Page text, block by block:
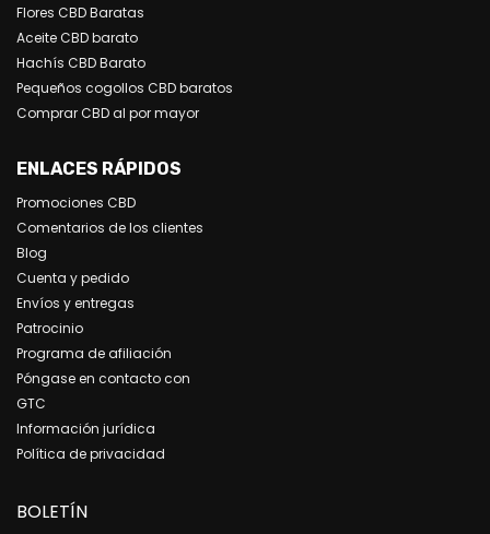
Flores CBD Baratas
Aceite CBD barato
Hachís CBD Barato
Pequeños cogollos CBD baratos
Comprar CBD al por mayor
ENLACES RÁPIDOS
Promociones CBD
Comentarios de los clientes
Blog
Cuenta y pedido
Envíos y entregas
Patrocinio
Programa de afiliación
Póngase en contacto con
GTC
Información jurídica
Política de privacidad
BOLETÍN